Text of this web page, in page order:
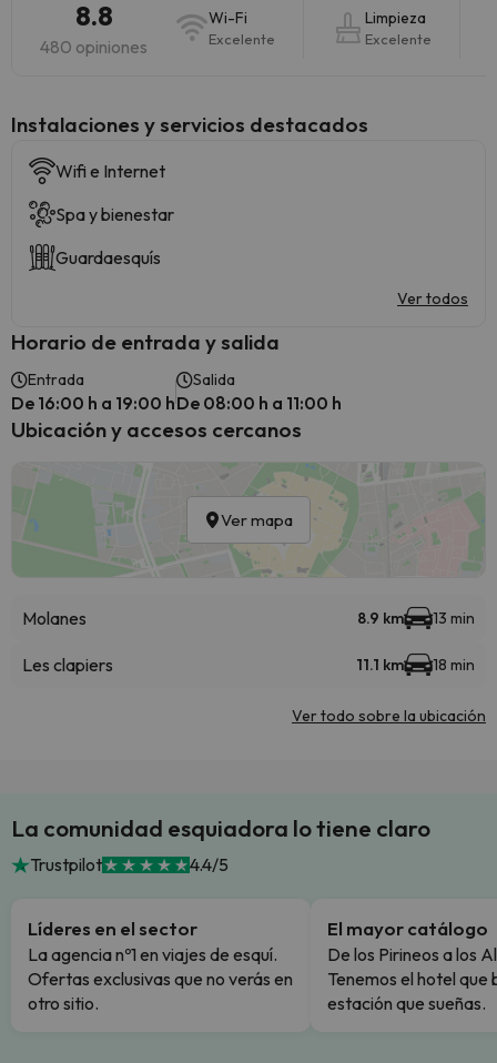
8.8
480 opiniones
Wi-Fi
Excelente
Limpieza
Excelente
Instalaciones y servicios destacados
Wifi e Internet
Spa y bienestar
Guardaesquís
Ver todos
Horario de entrada y salida
Entrada
De 16:00 h a 19:00 h
Salida
De 08:00 h a 11:00 h
Ubicación y accesos cercanos
Ver mapa
Molanes 8.9 km 13 min
Les clapiers 11.1 km 18 min
Ver todo sobre la ubicación
La comunidad esquiadora lo tiene claro
Trustpilot 4.4/5
Líderes en el sector
La agencia nº1 en viajes de esquí.
Ofertas exclusivas que no verás en
otro sitio.
El mayor catálogo
De los Pirineos a los
Tenemos el hotel que
estación que sueñas.